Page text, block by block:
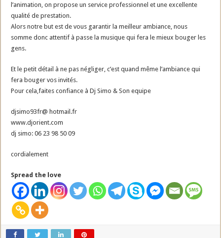
l’animation, on propose un service professionnel et une excellente
qualité de prestation.
Alors notre but est de vous garantir la meilleur ambiance, nous
somme donc attentif à passe la musique qui fera le mieux bouger les
gens.
Et le petit détail à ne pas négliger, c’est quand même l’ambiance qui
fera bouger vos invités.
Pour cela,faites confiance à Dj Simo & Son equipe
djsimo93fr@ hotmail.fr
www.djorient.com
dj simo: 06 23 98 50 09
cordialement
Spread the love